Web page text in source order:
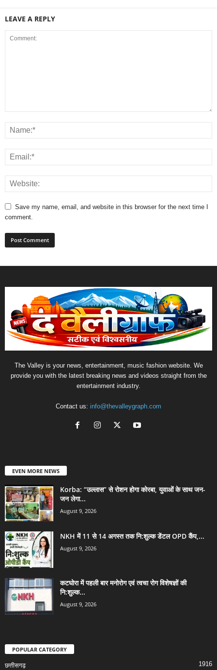
LEAVE A REPLY
Save my name, email, and website in this browser for the next time I
comment.
The Valley is your news, entertainment, music fashion website. We
provide you with the latest breaking news and videos straight from the
entertainment industry.
Contact us: info@thevalleygraph.com
EVEN MORE NEWS
Korba: “उल्लास” से रोशन होगा कोरबा, युवाओं के साथ जन-
जन लेगा...
August 9, 2026
NKH में 11 से 14 अगस्त तक नि:शुल्क डेंटल OPD कैंप,...
August 9, 2026
कटघोरा में पहली बार मनोरोग एवं त्वचा रोग विशेषज्ञों की
नि:शुल्क...
August 9, 2026
POPULAR CATEGORY
छत्तीसगढ़ 1916